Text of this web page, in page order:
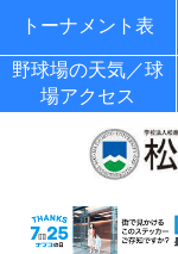
トーナメント表
野球場の天気／球
場アクセス